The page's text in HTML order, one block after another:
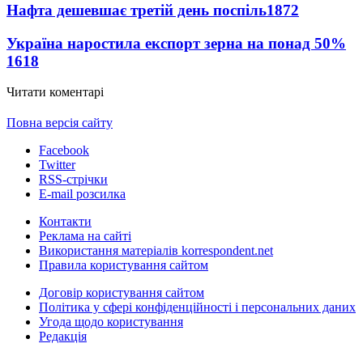
Нафта дешевшає третій день поспіль1872
Україна наростила експорт зерна на понад 50%
1618
Читати коментарі
Повна версія сайту
Facebook
Twitter
RSS-стрічки
E-mail розсилка
Контакти
Реклама на сайті
Використання матеріалів korrespondent.net
Правила користування сайтом
Договір користування сайтом
Політика у сфері конфіденційності і персональних даних
Угода щодо користування
Редакція